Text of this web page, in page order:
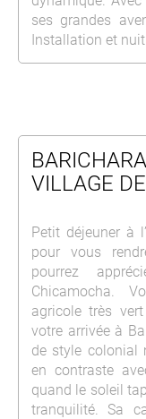
ses grandes
Installation et nuit
VILLAGE
Petit déjeuner à
pour vous
pourrez
Chicamocha.
agricole très
votre arrivée à
de style colonial
en contraste
quand le soleil
tranquilité. Sa